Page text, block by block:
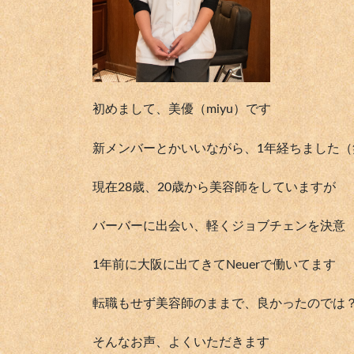
初めまして、美優（miyu）です
新メンバーとかいいながら、1年経ちました
現在28歳、20歳から美容師をしていますが
バーバーに出会い、軽くジョブチェンを決意
1年前に大阪に出てきてNeuerで働いてます
転職もせず美容師のままで、良かったのでは
そんなお声、よくいただきます